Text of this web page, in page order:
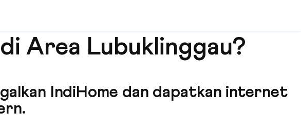
Area Lubuklinggau?
IndiHome dan dapatkan internet